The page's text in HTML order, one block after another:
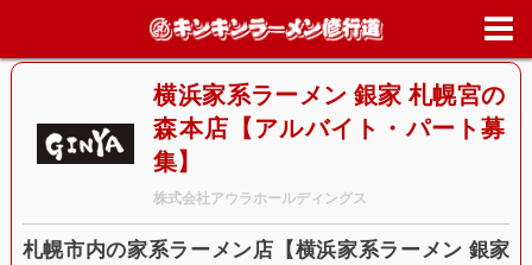
>北海道>札幌市中央区>横浜家系ラーメン 銀家 札
幌宮の森本店【アルバイト・パート募集】
横浜家系ラーメン 銀家 札幌宮の
森本店【アルバイト・パート募
集】
株式会社アウラホールディングス
札幌市内の家系ラーメン店【横浜家系ラーメン 銀家